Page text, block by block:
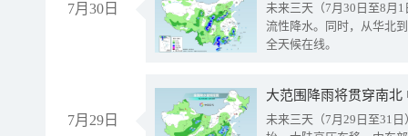
7月30日
未来三天（7月30日至8月
流性降水。同时，从华北
全天候在线。
7月29日
大范围降雨将贯穿南
未来三天（7月29日至31